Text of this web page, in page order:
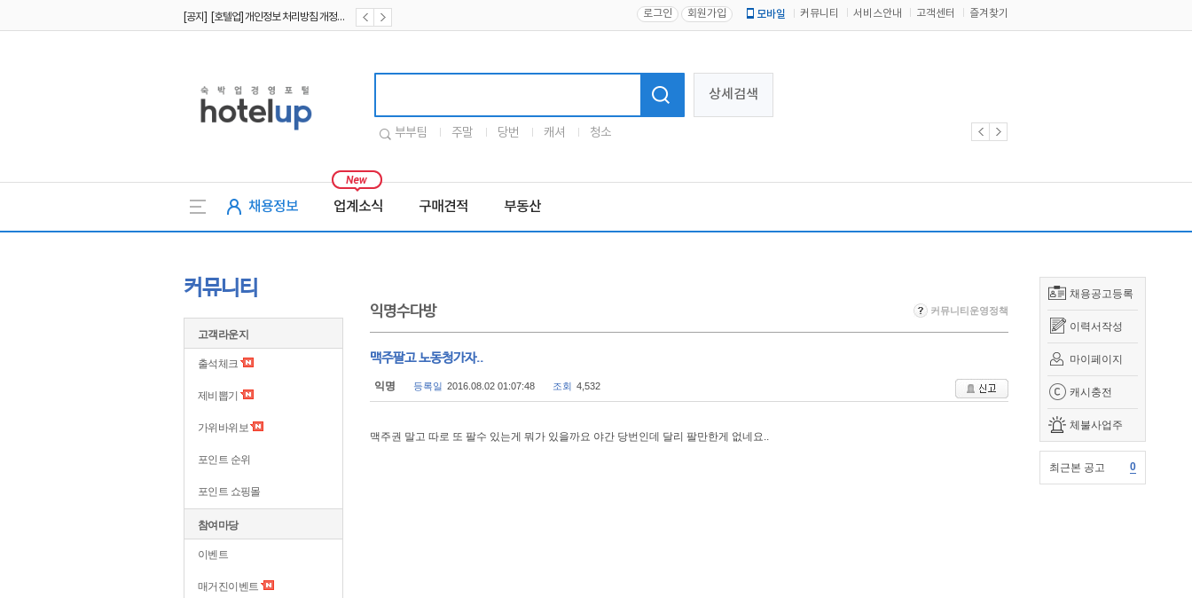
[공지] [호텔업] 개인정보 처리방침 개정본1 (19.09.02) 로그인 회원가입 모바일 커뮤니티 서비스안내 고객센터 즐겨찾기
상세검색
부부팀 주말 당번 캐셔 청소
채용정보 업계소식 구매견적 부동산
채용공고등록
이력서작성
마이페이지
캐시충전
체불사업주
최근본 공고 0
커뮤니티
고객라운지
출석체크
제비뽑기
가위바위보
포인트 순위
포인트 쇼핑몰
참여마당
이벤트
매거진이벤트
익명수다방 커뮤니티운영정책
맥주팔고 노동청가자..
익명 등록일 2016.08.02 01:07:48 조회 4,532
맥주권 말고 따로 또 팔수 있는게 뭐가 있을까요 야간 당번인데 달리 팔만한게 없네요..